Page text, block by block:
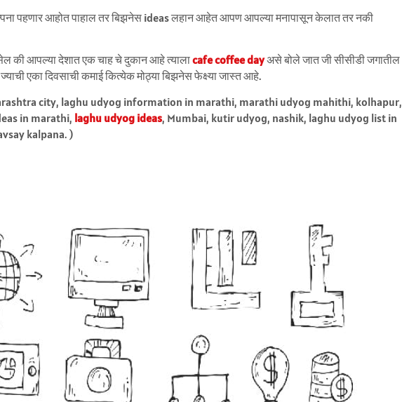
पहणार आहोत पाहाल तर बिझनेस ideas लहान आहेत आपण आपल्या मनापासून केलात तर नकी
की आपल्या देशात एक चाह चे दुकान आहे त्यालाcafe coffee dayअसे बोले जात जी सीसीडी जगातील
एका दिवसाची कमाई कित्येक मोठ्या बिझनेस फेक्ष्या जास्त आहे.
city, laghu udyog information in marathi, marathi udyog mahithi, kolhapur,
in marathi, laghu udyog ideas, Mumbai, kutir udyog, nashik, laghu udyog list in
kalpana. )